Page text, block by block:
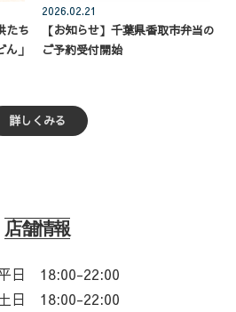
たち
」
2026.02.21
【お知らせ】千葉県香取市弁当の
ご予約受付開始
詳しくみる
店舗情報
日
18:00-22:00
22:00